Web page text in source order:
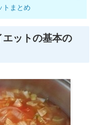
トまとめ
ットの基本の